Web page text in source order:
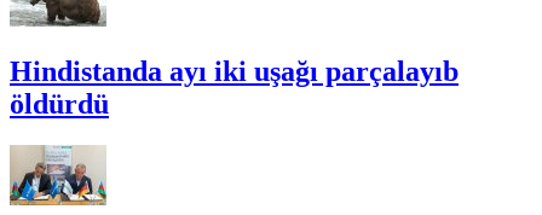
Hindistanda ayı iki uşağı parçalayıb
öldürdü